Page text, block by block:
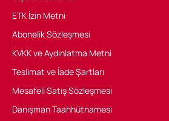
ETK İzin Metni
Abonelik Sözleşmesi
KVKK ve Aydınlatma Metni
Teslimat ve İade Şartları
Mesafeli Satış Sözleşmesi
Danışman Taahhütnamesi